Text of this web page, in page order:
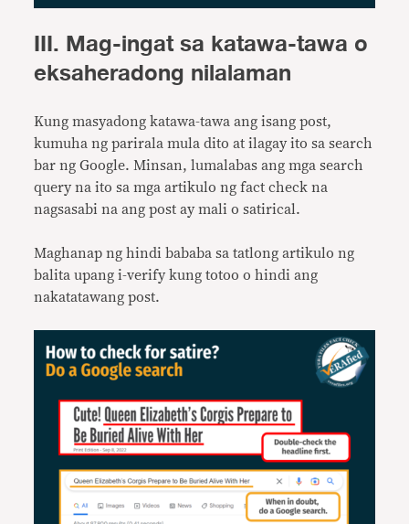
III. Mag-ingat sa katawa-tawa o
eksaheradong nilalaman
Kung masyadong katawa-tawa ang isang post,
kumuha ng parirala mula dito at ilagay ito sa search
bar ng Google. Minsan, lumalabas ang mga search
query na ito sa mga artikulo ng fact check na
nagsasabi na ang post ay mali o satirical.
Maghanap ng hindi bababa sa tatlong artikulo ng
balita upang i-verify kung totoo o hindi ang
nakatatawang post.